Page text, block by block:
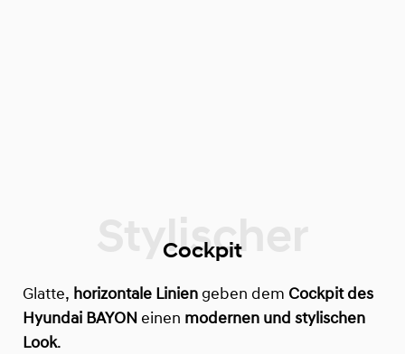
Cockpit
Glatte, horizontale Linien geben dem Cockpit des
Hyundai BAYON einen modernen und stylischen
Look.